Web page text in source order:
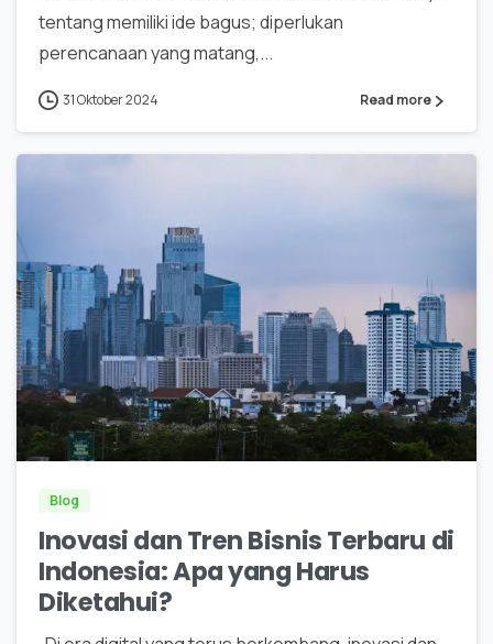
tentang memiliki ide bagus; diperlukan
perencanaan yang matang,...
31 Oktober 2024 Read more
0
Blog
Inovasi dan Tren Bisnis Terbaru di
Indonesia: Apa yang Harus
Diketahui?